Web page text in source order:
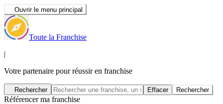
Ouvrir le menu principal
Toute la Franchise
|
Votre partenaire pour réussir en franchise
Rechercher Effacer Rechercher
Référencer ma franchise